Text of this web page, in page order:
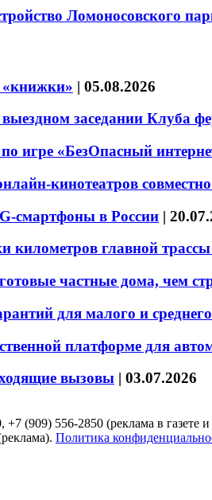
Ломоносовского
«книжки» | 05.08.2026
заседании Клуба
игре «БезОпасный
кинотеатров
смартфоны в России |
километров главной
частные дома, чем
для малого и
платформе для
вызовы | 03.07.2026
(909) 556-2850 (реклама в газете и
Политика